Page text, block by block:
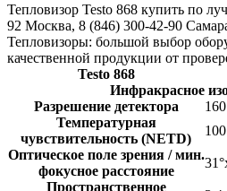
Тепловизор Testo 868 купить по
92 Москва, 8 (846) 300-42-90
Тепловизоры: большой выбор
качественной продукции от
Testo 868
Инфракрасное
Разрешение детектора
Температурная
чувствительность (NETD)
Оптическое поле зрения / мин.
фокусное расстояние
Пространственное